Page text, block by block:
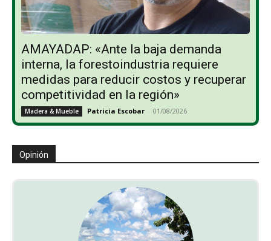
AMAYADAP: «Ante la baja demanda
interna, la forestoindustria requiere
medidas para reducir costos y recuperar
competitividad en la región»
Madera & Mueble Patricia Escobar - 01/08/2026
Opinión